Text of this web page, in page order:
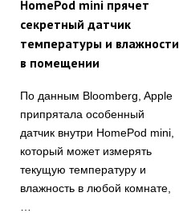
HomePod mini прячет
секретный датчик
температуры и влажности
в помещении
По данным Bloomberg, Apple
припрятала особенный
датчик внутри HomePod mini,
который может измерять
текущую температуру и
влажность в любой комнате,